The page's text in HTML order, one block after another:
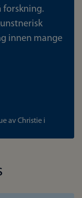
forskning.
innen mange